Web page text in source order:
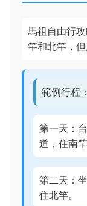
馬祖自由行
竿和北竿，
範例行程
第一天：
道，住南竿
第二天：
住北竿。